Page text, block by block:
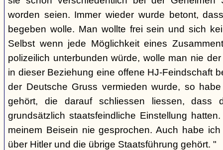
worden seien. Immer wieder wurde betont,
begeben wolle. Man wollte frei sein und sich
Selbst wenn jede Möglichkeit eines
polizeilich unterbunden würde, wolle man nie
in dieser Beziehung eine offene HJ-Feindschaft
der Deutsche Gruss vermieden wurde, so
gehört, die darauf schliessen liessen, dass
grundsätzlich staatsfeindliche Einstellung
meinem Beisein nie gesprochen. Auch habe
über Hitler und die übrige Staatsführung gehört. "